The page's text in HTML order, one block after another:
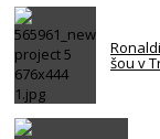
šou v